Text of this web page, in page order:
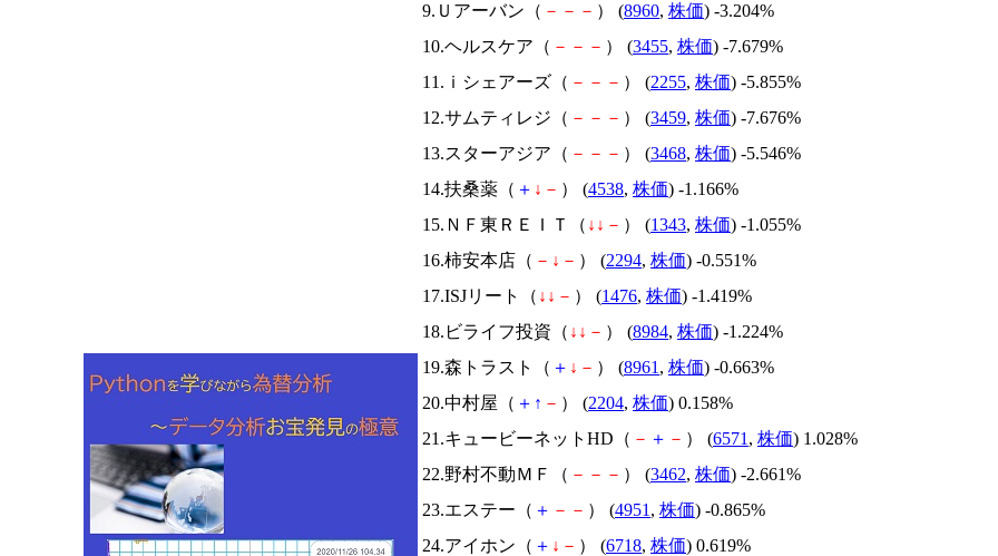
9.Ｕアーバン（ － － － ） (8960, 株価) -3.204%
10.ヘルスケア（ － － － ） (3455, 株価) -7.679%
11.ｉシェアーズ（ － － － ） (2255, 株価) -5.855%
12.サムティレジ（ － － － ） (3459, 株価) -7.676%
13.スターアジア（ － － － ） (3468, 株価) -5.546%
14.扶桑薬（ ＋ ↓ － ） (4538, 株価) -1.166%
15.ＮＦ東ＲＥＩＴ（ ↓ ↓ － ） (1343, 株価) -1.055%
16.柿安本店（ － ↓ － ） (2294, 株価) -0.551%
17.ISJリート（ ↓ ↓ － ） (1476, 株価) -1.419%
18.ビライフ投資（ ↓ ↓ － ） (8984, 株価) -1.224%
19.森トラスト（ ＋ ↓ － ） (8961 , 株価) -0.663%
20.中村屋（ ＋ ↑ － ） (2204, 株価) 0.158%
21.キュービーネットHD（ － ＋ － ） (6571 , 株価) 1.028%
22.野村不動ＭＦ（ － － － ） (3462, 株価) -2.661%
23.エステー（ ＋ － － ） (4951 , 株価) -0.865%
24.アイホン（ ＋ ↓ － ） (6718, 株価) 0.619%